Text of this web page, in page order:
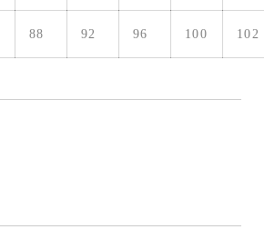
88 92 96 100 102